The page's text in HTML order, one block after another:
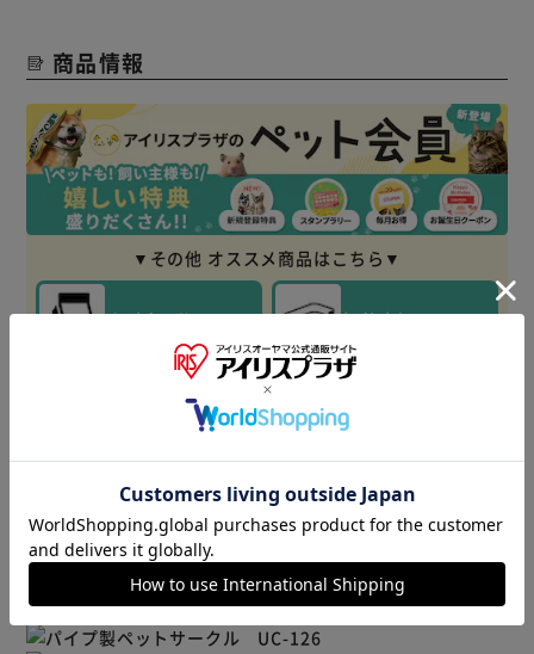
商品情報
▼その他 オススメ商品はこちら▼
ペットシーツ トイレトレー
ドッグフード
給餌機
お手入れ用品 おもちゃ